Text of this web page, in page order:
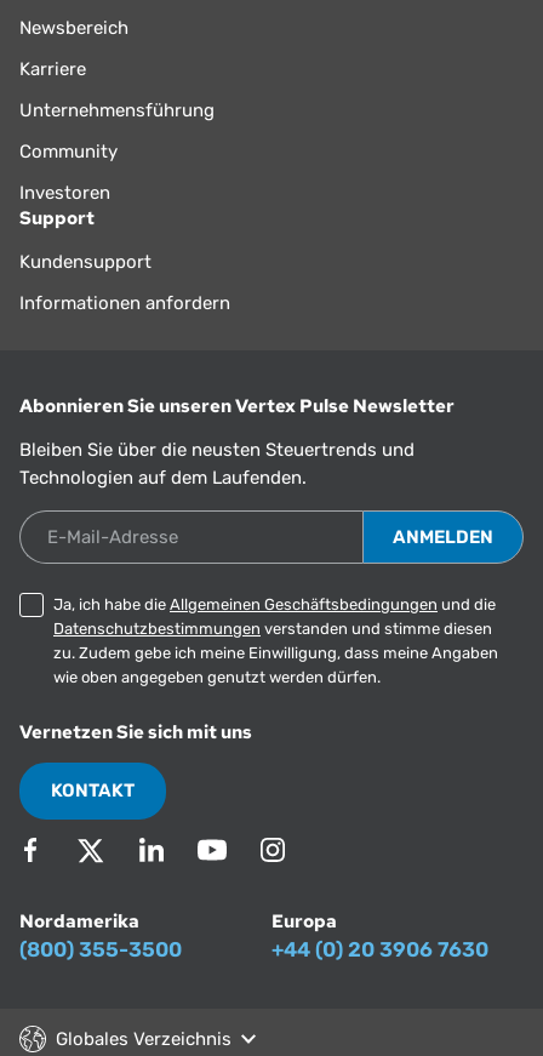
Newsbereich
Karriere
Unternehmensführung
Community
Investoren
Support
Kundensupport
Informationen anfordern
Abonnieren Sie unseren Vertex Pulse Newsletter
Bleiben Sie über die neusten Steuertrends und
Technologien auf dem Laufenden.
E-Mail-Adresse
Ja, ich habe die Allgemeinen Geschäftsbedingungen und die
Datenschutzbestimmungen verstanden und stimme diesen
zu. Zudem gebe ich meine Einwilligung, dass meine Angaben
wie oben angegeben genutzt werden dürfen.
Vernetzen Sie sich mit uns
KONTAKT
Nordamerika
(800) 355-3500
Europa
+44 (0) 20 3906 7630
Globales Verzeichnis